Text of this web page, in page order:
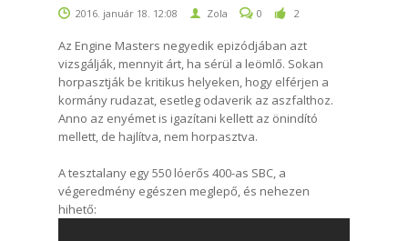
2016. január 18. 12:08 Zola 0 2
Az Engine Masters negyedik epizódjában azt
vizsgálják, mennyit árt, ha sérül a leömlő. Sokan
horpasztják be kritikus helyeken, hogy elférjen a
kormány rudazat, esetleg odaverik az aszfalthoz.
Anno az enyémet is igazítani kellett az önindító
mellett, de hajlítva, nem horpasztva.
A tesztalany egy 550 lóerős 400-as SBC, a
végeredmény egészen meglepő, és nehezen
hihető: